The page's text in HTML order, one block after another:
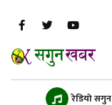
रेडियो सगुन